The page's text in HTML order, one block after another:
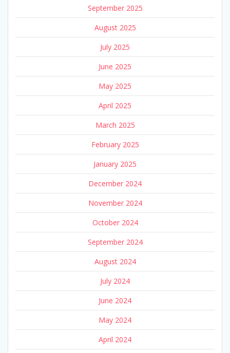
September 2025
August 2025
July 2025
June 2025
May 2025
April 2025
March 2025
February 2025
January 2025
December 2024
November 2024
October 2024
September 2024
August 2024
July 2024
June 2024
May 2024
April 2024